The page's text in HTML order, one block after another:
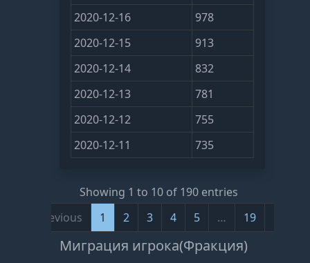
2020-12-16
978
2020-12-15
913
2020-12-14
832
2020-12-13
781
2020-12-12
755
2020-12-11
735
Showing 1 to 10 of 190 entries
Previous
1 2 3 4 5 … 19
Миграция игрока(Фракция)